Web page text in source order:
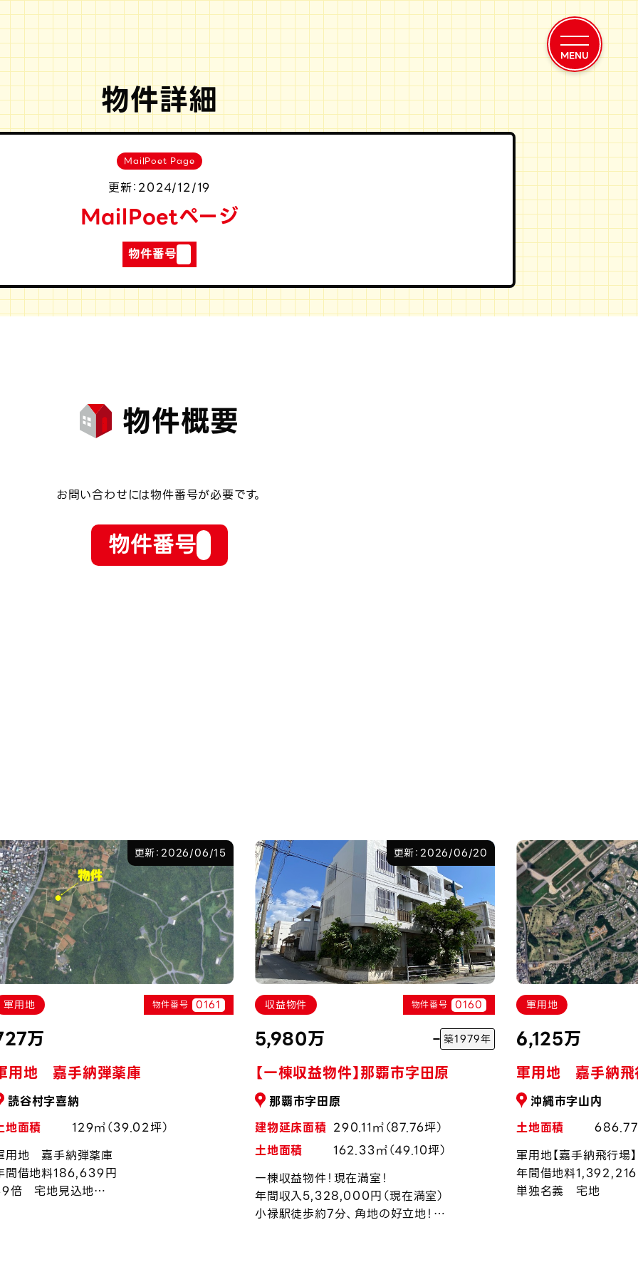
物件詳細
MailPoet Page
更新：2024/12/19
MailPoetページ
物件番号
物件概要
お問い合わせには物件番号が必要です。
物件番号
更新：2026/06/15
軍用地 物件番号 0161
万
用地 嘉手納弾薬庫
読谷村字喜納
地面積
129㎡（39.02坪）
用地 嘉手納弾薬庫
間借地料186,639円
倍 宅地見込地
更新：2026/06/20
収益物件 物件番号 0160
5,980万 築1979年
【一棟収益物件】那覇市字田原
那覇市字田原
建物延床面積 290.11㎡（87.76坪）
土地面積
162.33㎡（49.10坪）
一棟収益物件！現在満室！
年間収入5,328,000円（現在満室）
小禄駅徒歩約7分、角地の好立地！
軍用地
6,125万
軍用地 嘉手納飛
沖縄市字山内
土地面積
686.77
軍用地【嘉手納飛行場】
年間借地料
単独名義 宅地